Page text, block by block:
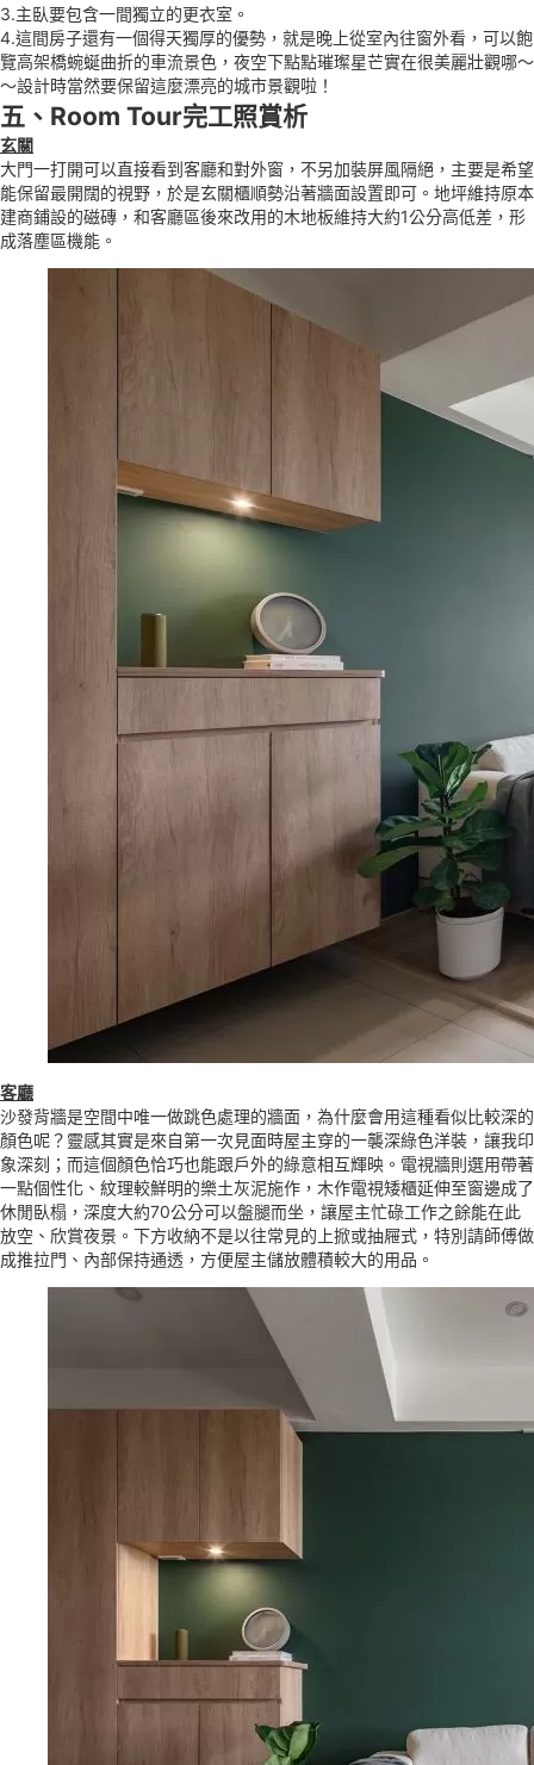
3.主臥要包含一間獨立的更衣室。
4.這間房子還有一個得天獨厚的優勢，就是晚上從室內往窗外看，可以飽
覽高架橋蜿蜒曲折的車流景色，夜空下點點璀璨星芒實在很美麗壯觀哪～
～設計時當然要保留這麼漂亮的城市景觀啦！
五、Room Tour完工照賞析
玄關
大門一打開可以直接看到客廳和對外窗，不另加裝屏風隔絕，主要是希望
能保留最開闊的視野，於是玄關櫃順勢沿著牆面設置即可。地坪維持原本
建商鋪設的磁磚，和客廳區後來改用的木地板維持大約1公分高低差，形
成落塵區機能。
客廳
沙發背牆是空間中唯一做跳色處理的牆面，為什麼會用這種看似比較深的
顏色呢？靈感其實是來自第一次見面時屋主穿的一襲深綠色洋裝，讓我印
象深刻；而這個顏色恰巧也能跟戶外的綠意相互輝映。電視牆則選用帶著
一點個性化、紋理較鮮明的樂土灰泥施作，木作電視矮櫃延伸至窗邊成了
休閒臥榻，深度大約70公分可以盤腿而坐，讓屋主忙碌工作之餘能在此
放空、欣賞夜景。下方收納不是以往常見的上掀或抽屜式，特別請師傅做
成推拉門、內部保持通透，方便屋主儲放體積較大的用品。